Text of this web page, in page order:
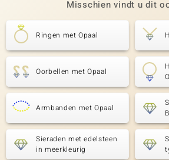
Misschien vindt u dit
Ringen met Opaal
Oorbellen met Opaal
Armbanden met Opaal
Sieraden met edelsteen
in meerkleurig